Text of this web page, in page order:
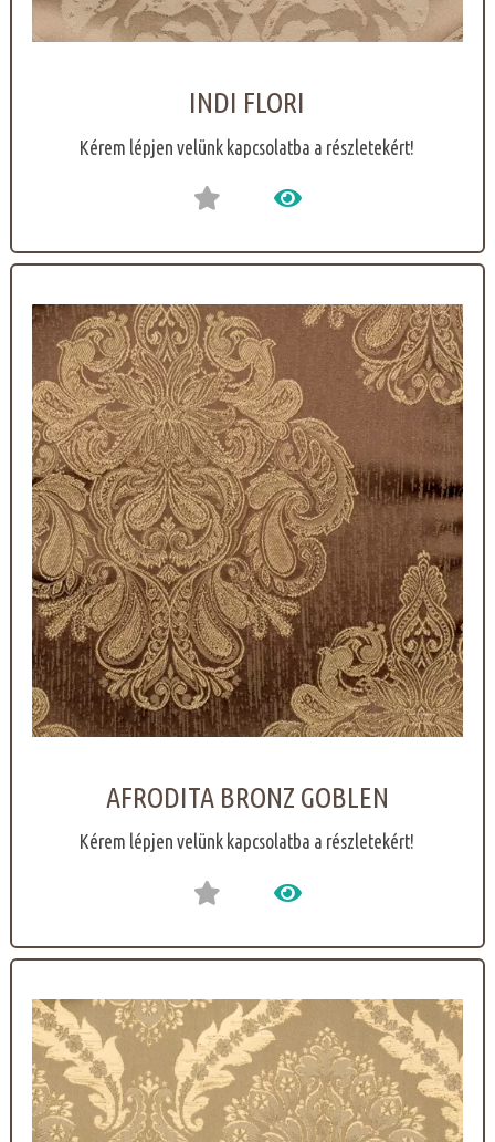
INDI FLORI
Kérem lépjen velünk kapcsolatba a részletekért!
AFRODITA BRONZ GOBLEN
Kérem lépjen velünk kapcsolatba a részletekért!